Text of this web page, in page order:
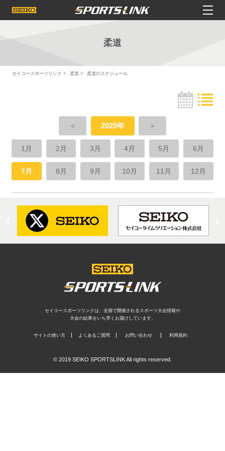
柔道
セイコースポーツリンク 柔道 柔道のスケジュール
＜ 2020年 ＞
1月 2月 3月 4月 5月 6月
7月 8月 9月 10月 11月 12月
セイコースポーツリンクは、全国で開催されるスポーツ大会情報や
大会の結果をいち早くお届けしています。
サイトの使い方 よくあるご質問 お問い合わせ 利用規約
© 2019 SEIKO SPORTSLINK All rights reserved.